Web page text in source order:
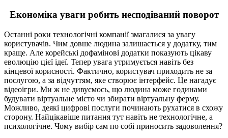
Економіка уваги робить несподіваний поворот
Останні роки технологічні компанії змагалися за увагу
користувачів. Чим довше людина залишається у додатку, тим
краще. Але корейські дофамінові додатки показують цікаву
еволюцію цієї ідеї. Тепер увага утримується навіть без
кінцевої корисності. Фактично, користувач приходить не за
послугою, а за відчуттям, яке створює інтерфейс. Це нагадує
відеоігри. Ми ж не дивуємось, що людина може годинами
будувати віртуальне місто чи збирати віртуальну ферму.
Можливо, деякі цифрові послуги починають рухатися в схожу
сторону. Найцікавіше питання тут навіть не технологічне, а
психологічне. Чому вибір сам по собі приносить задоволення?